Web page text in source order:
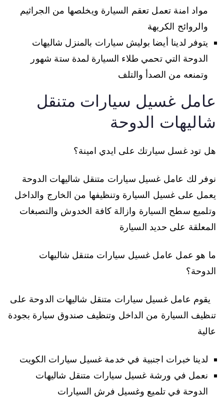
مواد امنة تعمل تعقم السيارة ويخلصها من الجراثيم
والروائح الكريهة
يتوفر لدينا أيضا بوليش سيارات بالمنزل شاليهات
الدوحة التي تحمي طلاء السيارة لمدة ستة شهور
وتمنعه من الصدأ والتلف
عامل غسيل سيارات متنقل
شاليهات الدوحة
هل تود غسل سيارتك على ايدي امينة؟
نوفر لك عامل غسيل سيارات متنقل شاليهات الدوحة
يعمل على غسيل السيارة وتنظيفها من الخارج والداخل
وتلميع سطح السيارة وازالة كافة الخدوش والتصبغات
المعلقة على حديد السيارة
ما هو عمل عامل غسيل سيارات متنقل شاليهات
الدوحة؟
يقوم عامل غسيل سيارات متنقل شاليهات الدوحة على
تنظيف السيارة من الداخل وتنظيف صندوق سيارة بجودة
عالية
لدينا خبرات اجنبية في خدمة غسيل سيارات الكويت
نعمل في ورشة غسيل سيارات متنقل شاليهات
الدوحة في تلميع وغسيل فرش السيارات